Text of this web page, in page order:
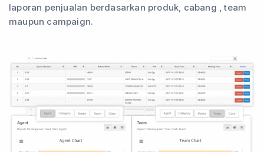
laporan penjualan berdasarkan produk, cabang , team
maupun campaign.